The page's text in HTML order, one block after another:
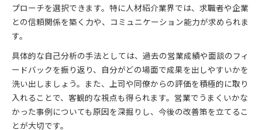
プローチを選択できます。特に人材紹介業界では、求職者や企業
との信頼関係を築く力や、コミュニケーション能力が求められま
す。
具体的な自己分析の手法としては、過去の営業成績や面談のフィ
ードバックを振り返り、自分がどの場面で成果を出しやすいかを
洗い出しましょう。また、上司や同僚からの評価を積極的に取り
入れることで、客観的な視点も得られます。営業でうまくいかな
かった事例についても原因を深掘りし、今後の改善策を立てるこ
とが大切です。